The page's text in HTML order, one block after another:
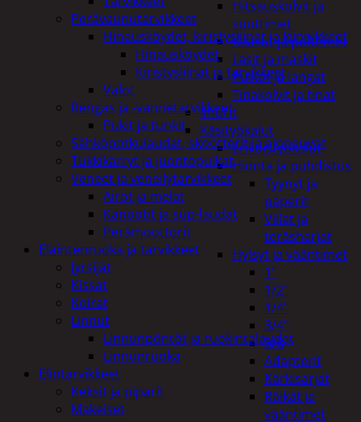
Hitsauskolvit ja
suuttimet
Kaasut ja polttimet
Lasit ja maskit
Puikot ja langat
Tinakolvit ja tinat
Imurit
Käsityökalut
Erikoistyökalut
Hionta ja puhdistus
Tyynyt ja
paperit
Viilat ja
teräsharjat
Hylsyt ja vääntimet
1"
1/2"
1/4"
3/4"
3/8
Adapterit
Kärkisarjat
Räikät ja
vääntimet
Perävaunutarvikkeet
Hinausköydet, kiristysliinat ja kiinnikkeet
Hinausköydet
Kiristysliinat ja tarvikkeet
Valot
Rengas ja -vannetarvikkeet
Pukit ja tunkit
Sähköpotkulaudat, skootterit ja ajoneuvot
Tukkikärryt ja juontopulkat
Veneet ja veneilytarvikkeet
Airot ja melat
Kanootit ja sup-laudat
Perämoottorit
Eläintenruoka ja tarvikkeet
Jyrsijät
Kissat
Koirat
Linnut
Linnunpöntöt ja ruokintalaudat
Linnunruoka
Elintarvikkeet
Keksit ja piparit
Makeiset